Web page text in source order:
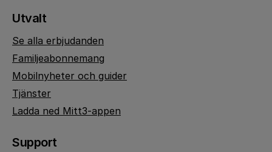
Utvalt
Se alla erbjudanden
Familjeabonnemang
Mobilnyheter och guider
Tjänster
Ladda ned Mitt3-appen
Support